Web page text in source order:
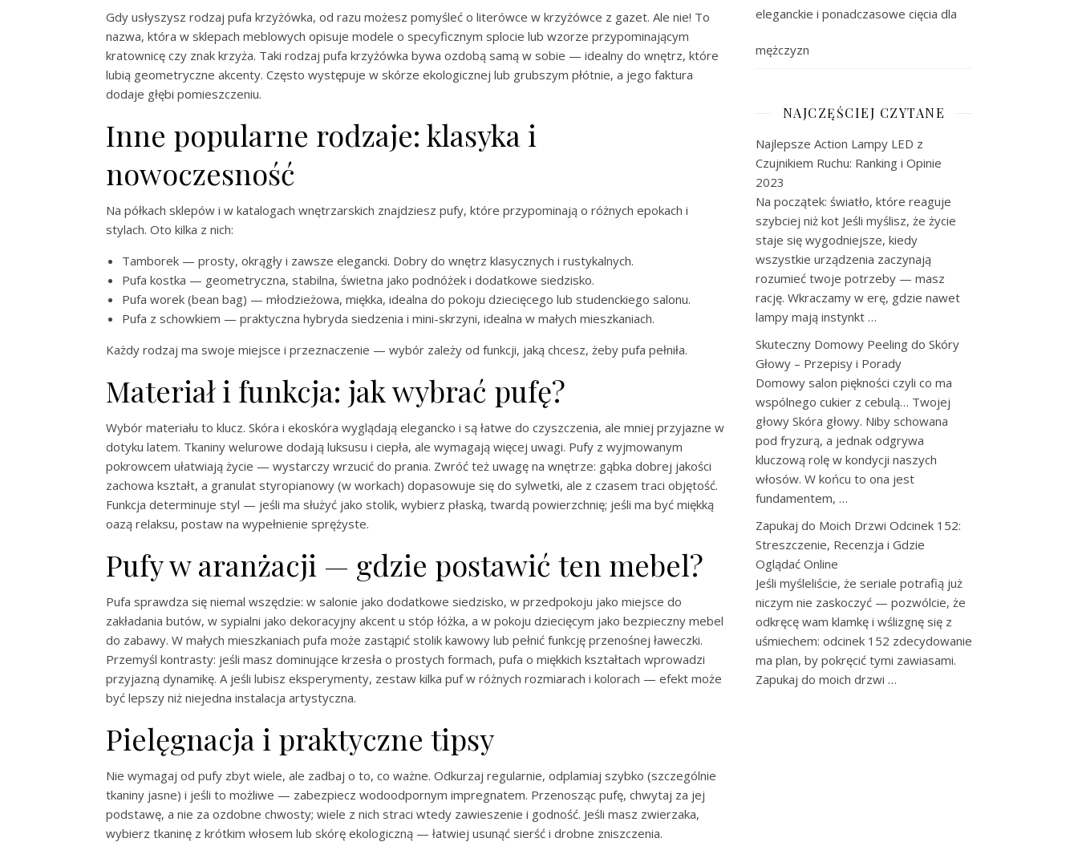
Gdy usłyszysz rodzaj pufa krzyżówka, od razu możesz pomyśleć o literówce w krzyżówce z gazet. Ale nie! To
nazwa, która w sklepach meblowych opisuje modele o specyficznym splocie lub wzorze przypominającym
kratownicę czy znak krzyża. Taki rodzaj pufa krzyżówka bywa ozdobą samą w sobie — idealny do wnętrz, które
lubią geometryczne akcenty. Często występuje w skórze ekologicznej lub grubszym płótnie, a jego faktura
dodaje głębi pomieszczeniu.
Inne popularne rodzaje: klasyka i
nowoczesność
Na półkach sklepów i w katalogach wnętrzarskich znajdziesz pufy, które przypominają o różnych epokach i
stylach. Oto kilka z nich:
Tamborek — prosty, okrągły i zawsze elegancki. Dobry do wnętrz klasycznych i rustykalnych.
Pufa kostka — geometryczna, stabilna, świetna jako podnóżek i dodatkowe siedzisko.
Pufa worek (bean bag) — młodzieżowa, miękka, idealna do pokoju dziecięcego lub studenckiego salonu.
Pufa z schowkiem — praktyczna hybryda siedzenia i mini-skrzyni, idealna w małych mieszkaniach.
Każdy rodzaj ma swoje miejsce i przeznaczenie — wybór zależy od funkcji, jaką chcesz, żeby pufa pełniła.
Materiał i funkcja: jak wybrać pufę?
Wybór materiału to klucz. Skóra i ekoskóra wyglądają elegancko i są łatwe do czyszczenia, ale mniej przyjazne w
dotyku latem. Tkaniny welurowe dodają luksusu i ciepła, ale wymagają więcej uwagi. Pufy z wyjmowanym
pokrowcem ułatwiają życie — wystarczy wrzucić do prania. Zwróć też uwagę na wnętrze: gąbka dobrej jakości
zachowa kształt, a granulat styropianowy (w workach) dopasowuje się do sylwetki, ale z czasem traci objętość.
Funkcja determinuje styl — jeśli ma służyć jako stolik, wybierz płaską, twardą powierzchnię; jeśli ma być miękką
oazą relaksu, postaw na wypełnienie sprężyste.
Pufy w aranżacji — gdzie postawić ten mebel?
Pufa sprawdza się niemal wszędzie: w salonie jako dodatkowe siedzisko, w przedpokoju jako miejsce do
zakładania butów, w sypialni jako dekoracyjny akcent u stóp łóżka, a w pokoju dziecięcym jako bezpieczny mebel
do zabawy. W małych mieszkaniach pufa może zastąpić stolik kawowy lub pełnić funkcję przenośnej ławeczki.
Przemyśl kontrasty: jeśli masz dominujące krzesła o prostych formach, pufa o miękkich kształtach wprowadzi
przyjazną dynamikę. A jeśli lubisz eksperymenty, zestaw kilka puf w różnych rozmiarach i kolorach — efekt może
być lepszy niż niejedna instalacja artystyczna.
Pielęgnacja i praktyczne tipsy
Nie wymagaj od pufy zbyt wiele, ale zadbaj o to, co ważne. Odkurzaj regularnie, odplamiaj szybko (szczególnie
tkaniny jasne) i jeśli to możliwe — zabezpiecz wodoodpornym impregnatem. Przenosząc pufę, chwytaj za jej
podstawę, a nie za ozdobne chwosty; wiele z nich straci wtedy zawieszenie i godność. Jeśli masz zwierzaka,
wybierz tkaninę z krótkim włosem lub skórę ekologiczną — łatwiej usunąć sierść i drobne zniszczenia.
eleganckie i ponadczasowe cięcia dla
mężczyzn
NAJCZĘŚCIEJ CZYTANE
Najlepsze Action Lampy LED z
Czujnikiem Ruchu: Ranking i Opinie
2023
Na początek: światło, które reaguje
szybciej niż kot Jeśli myślisz, że życie
staje się wygodniejsze, kiedy
wszystkie urządzenia zaczynają
rozumieć twoje potrzeby — masz
rację. Wkraczamy w erę, gdzie nawet
lampy mają instynkt …
Skuteczny Domowy Peeling do Skóry
Głowy – Przepisy i Porady
Domowy salon piękności czyli co ma
wspólnego cukier z cebulą… Twojej
głowy Skóra głowy. Niby schowana
pod fryzurą, a jednak odgrywa
kluczową rolę w kondycji naszych
włosów. W końcu to ona jest
fundamentem, …
Zapukaj do Moich Drzwi Odcinek 152:
Streszczenie, Recenzja i Gdzie
Oglądać Online
Jeśli myśleliście, że seriale potrafią już
niczym nie zaskoczyć — pozwólcie, że
odkręcę wam klamkę i wślizgnę się z
uśmiechem: odcinek 152 zdecydowanie
ma plan, by pokręcić tymi zawiasami.
Zapukaj do moich drzwi …